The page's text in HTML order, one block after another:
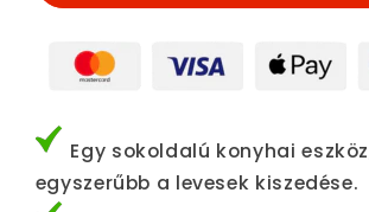
Egy sokoldalú konyhai
egyszerűbb a levesek kiszedése.